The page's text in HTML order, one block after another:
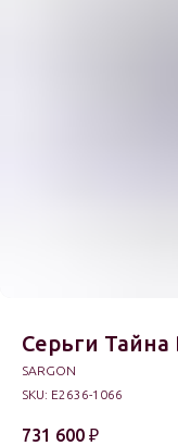
Серьги Тайна
SARGON
SKU: E2636-1066
731 600 ₽